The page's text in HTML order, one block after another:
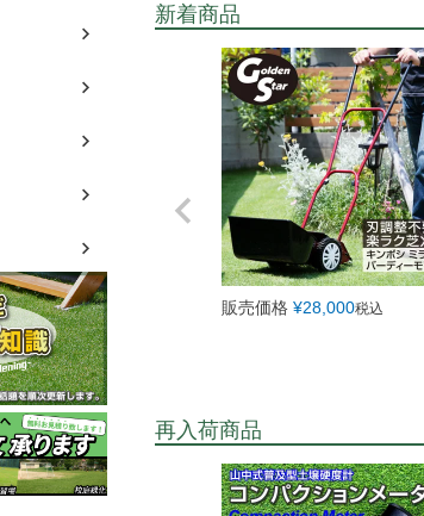
新着商品
販売価格 ¥28,000税込
再入荷商品